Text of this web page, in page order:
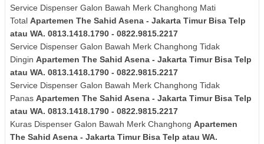
Service Dispenser Galon Bawah Merk Changhong Mati
Total Apartemen The Sahid Asena - Jakarta Timur Bisa Telp
atau WA. 0813.1418.1790 - 0822.9815.2217
Service Dispenser Galon Bawah Merk Changhong Tidak
Dingin Apartemen The Sahid Asena - Jakarta Timur Bisa Telp
atau WA. 0813.1418.1790 - 0822.9815.2217
Service Dispenser Galon Bawah Merk Changhong Tidak
Panas Apartemen The Sahid Asena - Jakarta Timur Bisa Telp
atau WA. 0813.1418.1790 - 0822.9815.2217
Kuras Dispenser Galon Bawah Merk Changhong Apartemen
The Sahid Asena - Jakarta Timur Bisa Telp atau WA.